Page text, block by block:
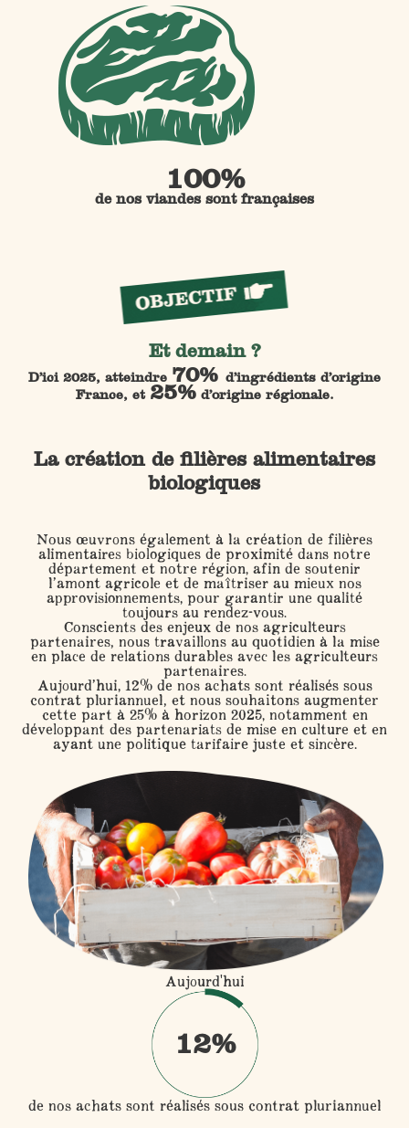
100%
de nos viandes sont françaises
Et demain ?
D’ici 2025, atteindre 70% d’ingrédients d’origine
France, et 25%d’origine régionale.
Aujourd'hui
12%
de nos achats sont réalisés sous contrat pluriannuel
La création de filières alimentaires
biologiques
Nous œuvrons également à la création de filières
alimentaires biologiques de proximité dans notre
département et notre région, afin de soutenir
l’amont agricole et de maîtriser au mieux nos
approvisionnements, pour garantir une qualité
toujours au rendez-vous.
Conscients des enjeux de nos agriculteurs
partenaires, nous travaillons au quotidien à la mise
en place de relations durables avec les agriculteurs
partenaires.
Aujourd’hui, 12%de nos achats sont réalisés sous
contrat pluriannuel, et nous souhaitons augmenter
cette part à 25%à horizon 2025, notamment en
développant des partenariats de mise en culture et en
ayant une politique tarifaire juste et sincère.